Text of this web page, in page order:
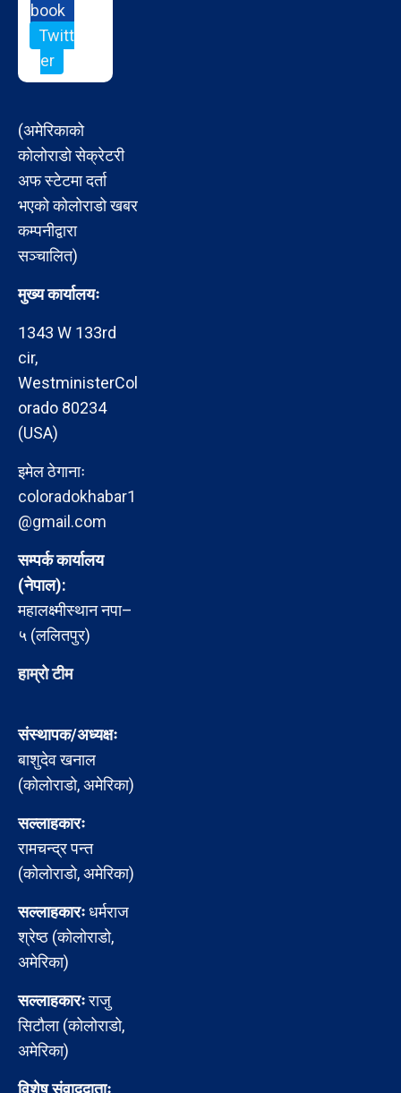
book
Twitt
er
(अमेरिकाको
कोलोराडो सेक्रेटरी
अफ स्टेटमा दर्ता
भएको कोलोराडो खबर
कम्पनीद्वारा
सञ्चालित)
मुख्य कार्यालयः
1343 W 133rd
cir,
WestministerCol
orado 80234
(USA)
इमेल ठेगानाः
coloradokhabar1
@gmail.com
सम्पर्क कार्यालय
(नेपाल):
महालक्ष्मीस्थान नपा–
५ (ललितपुर)
हाम्रो टीम
संस्थापक/अध्यक्षः
बाशुदेव खनाल
(कोलोराडो, अमेरिका)
सल्लाहकारः
रामचन्द्र पन्त
(कोलोराडो, अमेरिका)
सल्लाहकारःधर्मराज
श्रेष्ठ (कोलोराडो,
अमेरिका)
सल्लाहकारःराजु
सिटौला (कोलोराडो,
अमेरिका)